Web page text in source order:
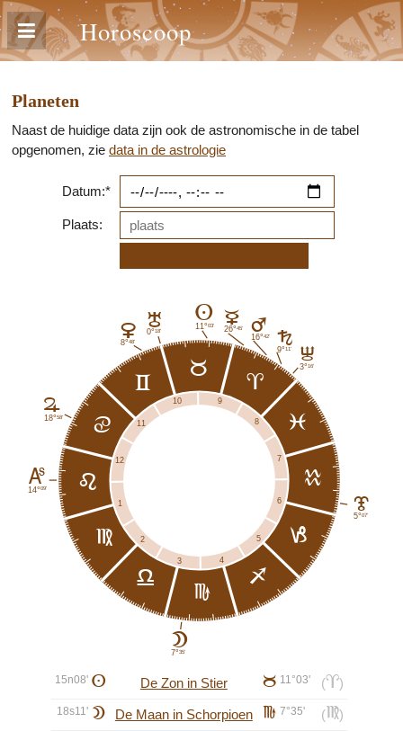
Horoscoop
Planeten
Naast de huidige data zijn ook de astronomische in de tabel
opgenomen, zie data in de astrologie
Datum:*
Plaats:
8
I
3°16'
G
9°11'
a
E
16°42'
C
26°45'
9
A
11°03'
b
10
H
0°18'
D
8°48'
c
11
d
F
18°58'
12
K
14°09' e
1
f 2
g
3
B
7°35'
h
4
i
5 j
6 J
5°07'
k
7
l
15n08' A De Zon in Stier b 11°03' (a)
18s11' B De Maan in Schorpioen h 7°35' (f)